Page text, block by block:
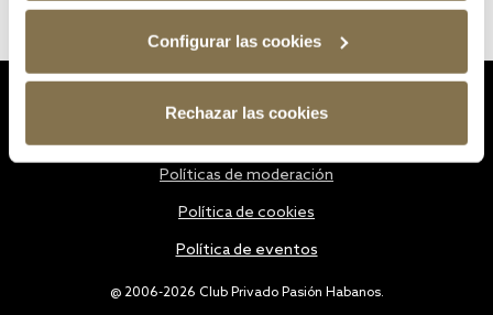
Configurar las cookies
Rechazar las cookies
@ 2006-2026 Club Privado Pasión Habanos.
Políticas de moderación
Política de cookies
Política de eventos